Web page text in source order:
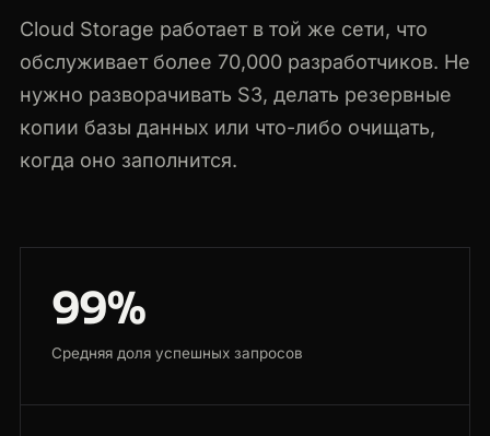
Cloud Storage работает в той же сети, что
обслуживает более 70,000 разработчиков. Не
нужно разворачивать S3, делать резервные
копии базы данных или что-либо очищать,
когда оно заполнится.
99%
Средняя доля успешных запросов